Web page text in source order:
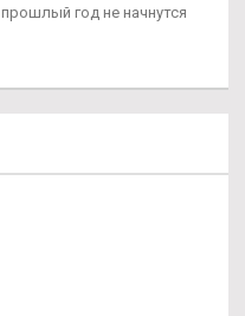
год не начнутся